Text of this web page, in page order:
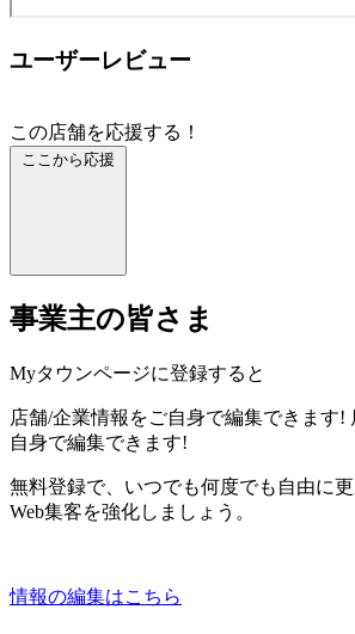
ユーザーレビュー
この店舗を応援する！
ここから応援
事業主の皆さま
Myタウンページに登録すると
店舗/企業情報をご自身で編集できます!
自身で編集できます!
無料登録で、いつでも何度でも自由に更
Web集客を強化しましょう。
情報の編集はこちら